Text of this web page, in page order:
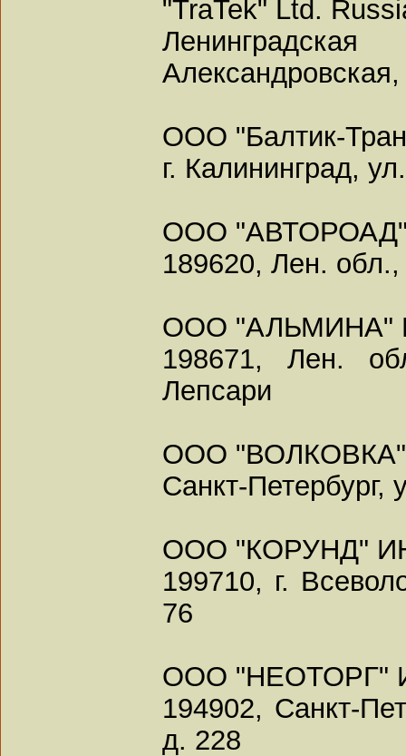
"TraTek" Ltd.
ООО "Балтик-
г. Калининград,
ООО "АВТОРОАД"
189620, Лен.
ООО "АЛЬМИНА"
198671, Лен.
Лепсари
ООО "ВОЛКОВКА"
Санкт-Петербург,
ООО "КОРУНД"
199710, г.
76
ООО "НЕОТОРГ"
194902, Санкт-
д. 228